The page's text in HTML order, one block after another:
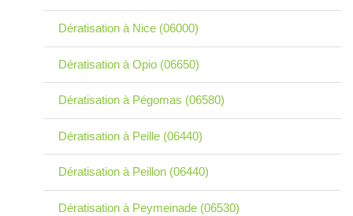
Dératisation à Nice (06000)
Dératisation à Opio (06650)
Dératisation à Pégomas (06580)
Dératisation à Peille (06440)
Dératisation à Peillon (06440)
Dératisation à Peymeinade (06530)